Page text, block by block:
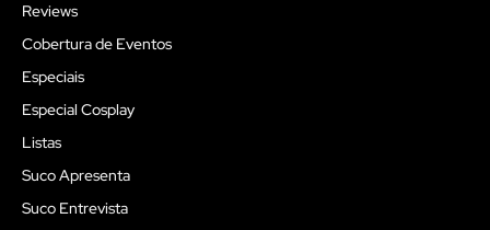
Reviews
Cobertura de Eventos
Especiais
Especial Cosplay
Listas
Suco Apresenta
Suco Entrevista